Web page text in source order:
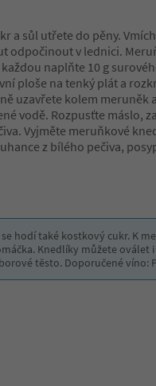
a sůl utřete do pěny.
odpočinout v lednici.
naplňte 10 g
ploše na tenký plát a
uzavřete kolem
vodě. Rozpusťte máslo,
Vyjměte meruňkové
z bílého pečiva,
hodí také kostkový cukr. K
Knedlíky můžete oválet
těsto. Doporučené víno: